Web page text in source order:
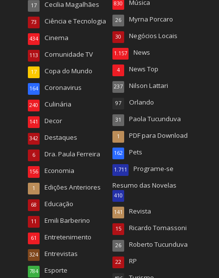
Cecilia Magalhães
17
Ciência e Tecnologia
73
Cinema
434
Comunidade TV
113
Copa do Mundo
17
Coronavirus
164
Culinária
240
Decor
141
Destaques
342
Dra. Paula Ferreira
6
Economia
156
Edições Anteriores
1
Educação
68
Emili Barberino
11
Entretenimento
61
Entrevistas
324
Esporte
784
Música
830
Myrna Porcaro
26
Negócios Locais
30
News
1.157
News Top
4
Nilson Lattari
237
Orlando
97
Paola Tucunduva
31
PDF para Download
1
Pets
162
Programe-se
1.711
Resumo das Novelas
410
Revista
141
Ricardo Tomassoni
15
Roberto Tucunduva
26
RP
22